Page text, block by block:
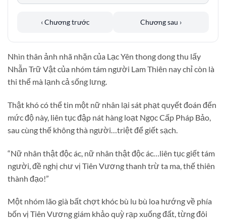
‹ Chương trước Chương sau ›
Nhìn thân ảnh nhã nhặn của Lạc Yên thong dong thu lấy
Nhẫn Trữ Vật của nhóm tám người Lam Thiên nay chỉ còn là
thi thể mà lạnh cả sống lưng.
Thật khó có thể tin một nữ nhân lại sát phạt quyết đoán đến
mức độ này, liên tục đập nát hàng loạt Ngọc Cấp Pháp Bảo,
sau cùng thế không thà người…triệt để giết sạch.
“Nữ nhân thật độc ác, nữ nhân thật độc ác…liên tục giết tám
người, đề nghị chư vị Tiên Vương thanh trừ ta ma, thế thiên
thành đạo!”
Một nhóm lão già bất chợt khóc bù lu bù loa hướng về phía
bốn vị Tiên Vương giám khảo quỳ rạp xuống đất, từng đôi